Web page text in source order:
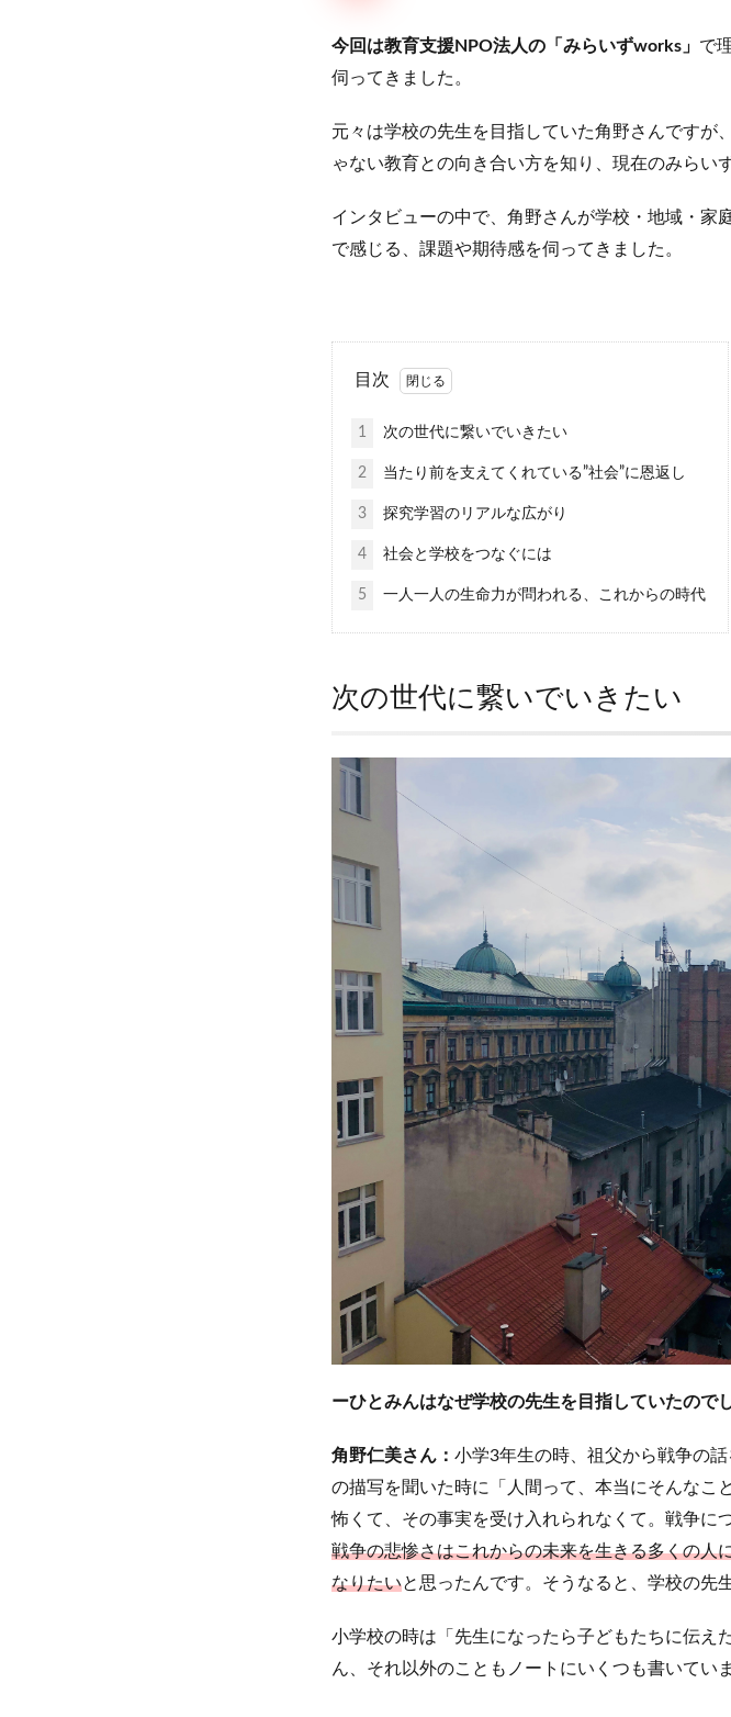
今回は教育支援NPO法人の「みらいずworks」 で
伺ってきました。
元々は学校の先生を目指していた角野さんですが
ゃない教育との向き合い方を知り、現在のみらい
インタビューの中で、角野さんが学校・地域・家
で感じる、課題や期待感を伺ってきました。
目次
1 次の世代に繋いでいきたい
2 当たり前を支えてくれている”社会”に恩返し
3 探究学習のリアルな広がり
4 社会と学校をつなぐには
5 一人一人の生命力が問われる、これからの時代
次の世代に繋いでいきたい
ーひとみんはなぜ学校の先生を目指していたので
角野仁美さん： 小学3年生の時、祖父から戦争の
の描写を聞いた時に「人間って、本当にそんなこ
怖くて、その事実を受け入れられなくて。戦争に
戦争の悲惨さはこれからの未来を生きる多くの人
なりたいと思ったんです。そうなると、学校の先
小学校の時は「先生になったら子どもたちに伝え
ん、それ以外のこともノートにいくつも書いてい